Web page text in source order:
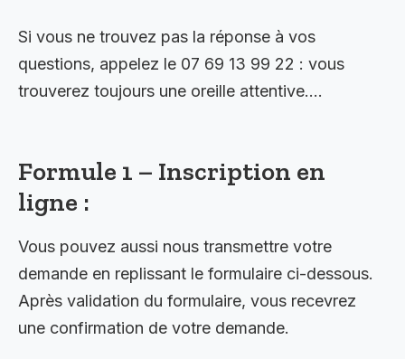
Si vous ne trouvez pas la réponse à vos
questions, appelez le 07 69 13 99 22 : vous
trouverez toujours une oreille attentive….
Formule 1 – Inscription en
ligne :
Vous pouvez aussi nous transmettre votre
demande en replissant le formulaire ci-dessous.
Après validation du formulaire, vous recevrez
une confirmation de votre demande.